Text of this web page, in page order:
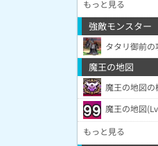
もっと見る
強敵モンスター
タタリ御前の
魔王の地図
魔王の地図の
魔王の地図
もっと見る